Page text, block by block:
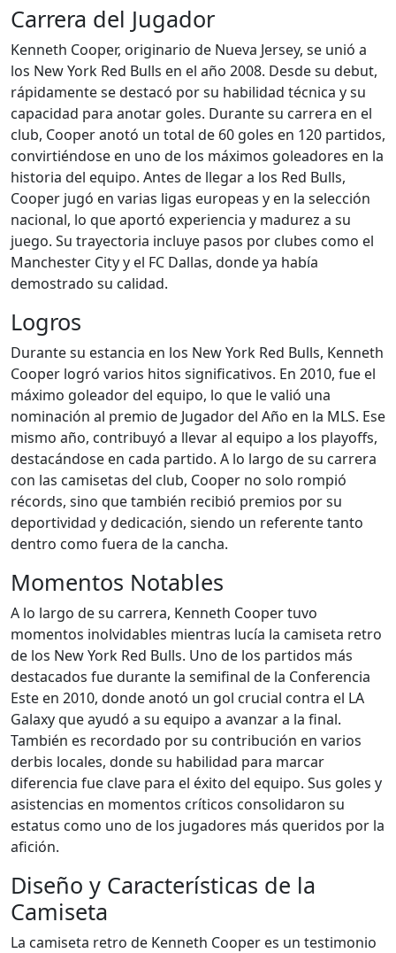
Carrera del Jugador
Kenneth Cooper, originario de Nueva Jersey, se unió a
los New York Red Bulls en el año 2008. Desde su debut,
rápidamente se destacó por su habilidad técnica y su
capacidad para anotar goles. Durante su carrera en el
club, Cooper anotó un total de 60 goles en 120 partidos,
convirtiéndose en uno de los máximos goleadores en la
historia del equipo. Antes de llegar a los Red Bulls,
Cooper jugó en varias ligas europeas y en la selección
nacional, lo que aportó experiencia y madurez a su
juego. Su trayectoria incluye pasos por clubes como el
Manchester City y el FC Dallas, donde ya había
demostrado su calidad.
Logros
Durante su estancia en los New York Red Bulls, Kenneth
Cooper logró varios hitos significativos. En 2010, fue el
máximo goleador del equipo, lo que le valió una
nominación al premio de Jugador del Año en la MLS. Ese
mismo año, contribuyó a llevar al equipo a los playoffs,
destacándose en cada partido. A lo largo de su carrera
con las camisetas del club, Cooper no solo rompió
récords, sino que también recibió premios por su
deportividad y dedicación, siendo un referente tanto
dentro como fuera de la cancha.
Momentos Notables
A lo largo de su carrera, Kenneth Cooper tuvo
momentos inolvidables mientras lucía la camiseta retro
de los New York Red Bulls. Uno de los partidos más
destacados fue durante la semifinal de la Conferencia
Este en 2010, donde anotó un gol crucial contra el LA
Galaxy que ayudó a su equipo a avanzar a la final.
También es recordado por su contribución en varios
derbis locales, donde su habilidad para marcar
diferencia fue clave para el éxito del equipo. Sus goles y
asistencias en momentos críticos consolidaron su
estatus como uno de los jugadores más queridos por la
afición.
Diseño y Características de la
Camiseta
La camiseta retro de Kenneth Cooper es un testimonio